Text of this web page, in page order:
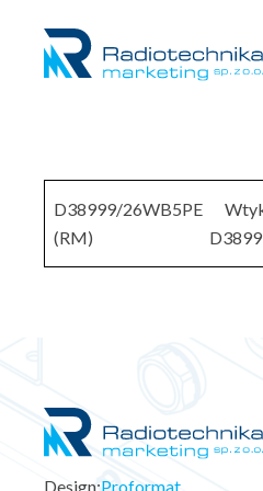
D38999/26WB5PE
(RM)
Design:Proformat